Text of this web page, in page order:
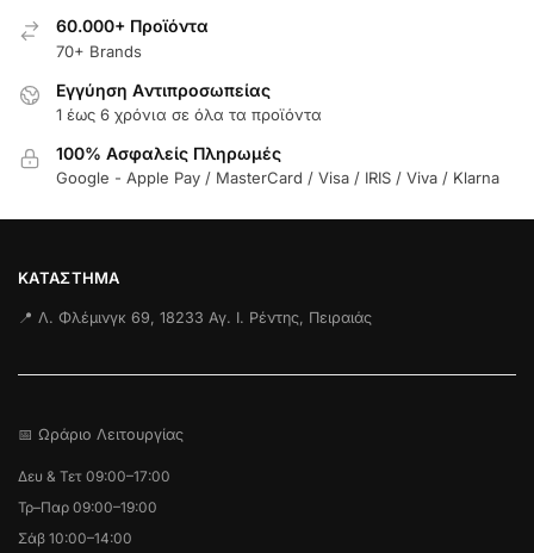
60.000+ Προϊόντα
70+ Brands
Εγγύηση Aντιπροσωπείας
1 έως 6 χρόνια σε όλα τα προϊόντα
100% Ασφαλείς Πληρωμές
Google - Apple Pay / MasterCard / Visa / IRIS / Viva / Klarna
ΚΑΤΆΣΤΗΜΑ
📍 Λ. Φλέμινγκ 69, 18233 Αγ. Ι. Ρέντης, Πειραιάς
📅 Ωράριο Λειτουργίας
Δευ & Τετ 09:00–17:00
Τρ–Παρ 09:00–19:00
Σάβ 10:00–14:00